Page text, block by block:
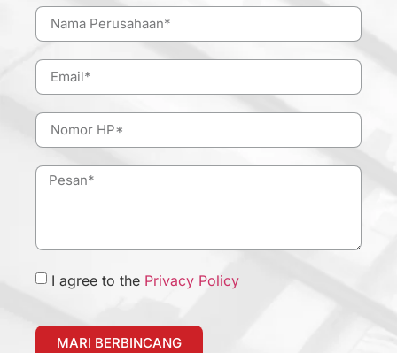
I agree to the Privacy Policy
MARI BERBINCANG